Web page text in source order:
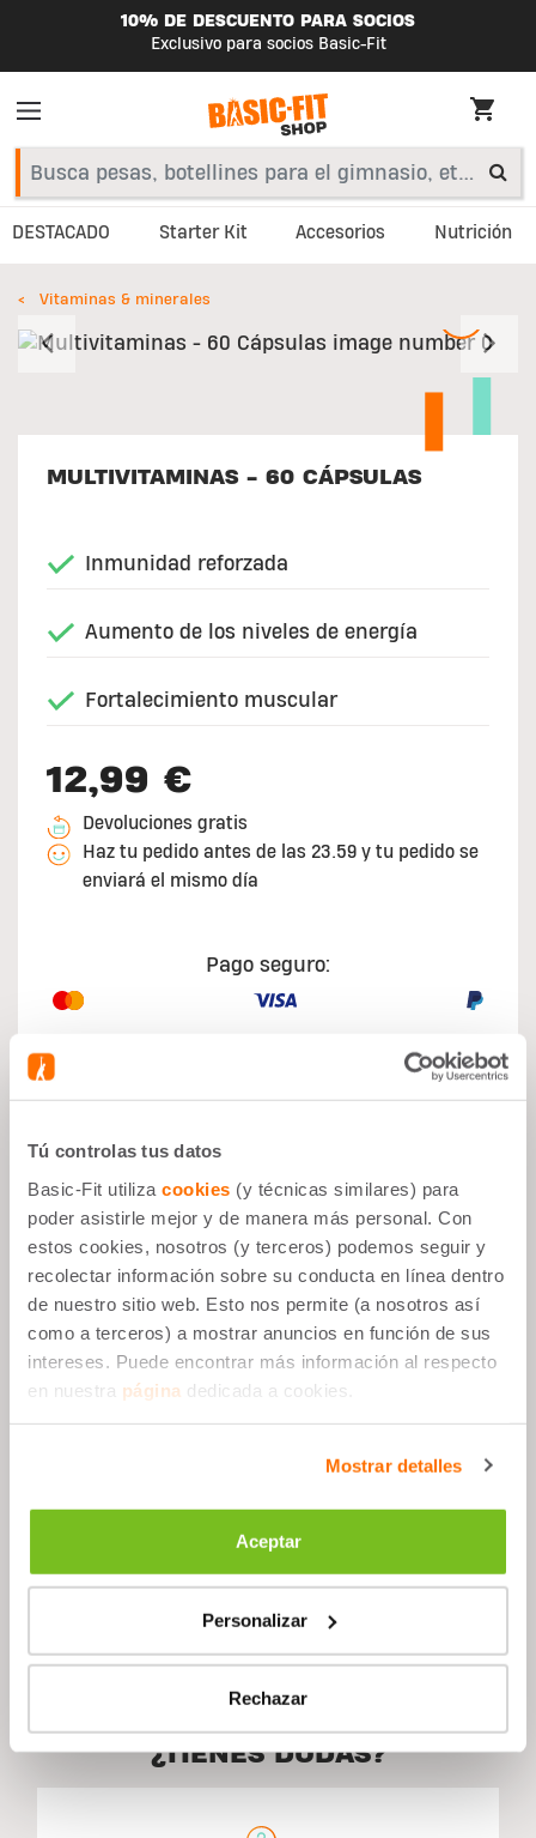
Tú controlas tus datos
Basic-Fit utiliza cookies (y técnicas similares) para
poder asistirle mejor y de manera más personal. Con
estos cookies, nosotros (y terceros) podemos seguir y
recolectar información sobre su conducta en línea dentro
de nuestro sitio web. Esto nos permite (a nosotros así
como a terceros) a mostrar anuncios en función de sus
intereses. Puede encontrar más información al respecto
en nuestra página dedicada a cookies.
Mostrar detalles
Aceptar
Personalizar
Rechazar
10% DE DESCUENTO PARA SOCIOS
Exclusivo para socios Basic-Fit
DESTACADO Starter Kit Accesorios Nutrición
Vitaminas & minerales
Anterior
MULTIVITAMINAS - 60 CÁPSULAS
Inmunidad reforzada
Aumento de los niveles de energía
Fortalecimiento muscular
12,99 €
Devoluciones gratis
Haz tu pedido antes de las 23.59 y tu pedido se
enviará el mismo día
Pago seguro:
Por qué es bueno
Portería deportiva
En cualquier momento
Vitaminas A,B,C, D & K
Ingredientes
Uso recomendado
¿TIENES DUDAS?